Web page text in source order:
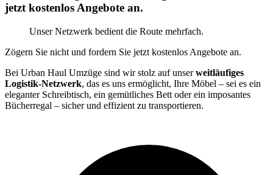
jetzt kostenlos Angebote an.
Unser Netzwerk bedient die Route mehrfach.
Zögern Sie nicht und fordern Sie jetzt kostenlos Angebote an.
Bei Urban Haul Umzüge sind wir stolz auf unserweitläufiges
Logistik-Netzwerk, das es uns ermöglicht, Ihre Möbel – sei es ein
eleganter Schreibtisch, ein gemütliches Bett oder ein imposantes
Bücherregal – sicher und effizient zu transportieren.